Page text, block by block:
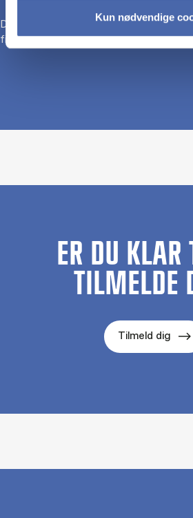
Kun nødvendige
Du lærer at forstå overvejelser og
finansielle beslutninger.
ER DU KLAR
TILMELDE
Tilmeld dig